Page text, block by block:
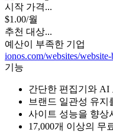
시작 가격...
$1.00/월
추천 대상...
예산이 부족한 기업
ionos.com/websites/
기능
간단한 편집기와 AI
브랜드 일관성 유지
사이트 성능을 향상
17,000개 이상의 무